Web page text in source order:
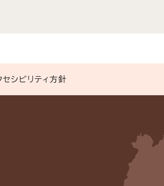
セシビリティ方針